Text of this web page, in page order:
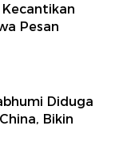
Pesan
Diduga
Bikin